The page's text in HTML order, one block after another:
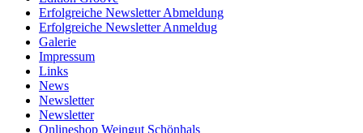
Erfolgreiche Newsletter Abmeldung
Erfolgreiche Newsletter Anmeldug
Galerie
Impressum
Links
News
Newsletter
Newsletter
Onlineshop Weingut Schönhals